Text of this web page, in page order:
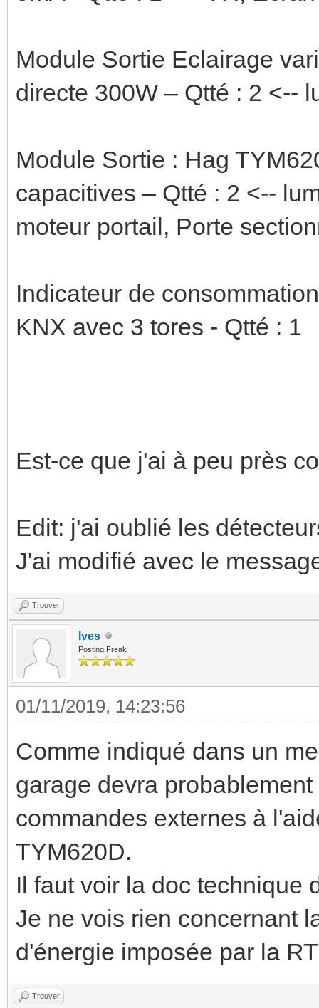
Module Sortie Eclairage
directe 300W – Qtté : 2 <--
Module Sortie : Hag
capacitives – Qtté : 2 <--
moteur portail, Porte
Indicateur de
KNX avec 3 tores - Qtté : 1
Est-ce que j'ai à peu près
Edit: j'ai oublié les
J'ai modifié avec le
Trouver
Ives
Posting Freak
01/11/2019, 14:23:56
Comme indiqué dans un
garage devra
commandes externes à
TYM620D.
Il faut voir la doc technique
Je ne vois rien concernant
d'énergie imposée par la
Trouver